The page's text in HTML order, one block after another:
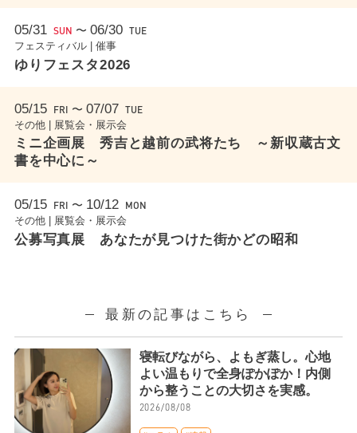
05/31 SUN 〜 06/30 TUE
フェスティバル | 催事
ゆりフェスタ2026
05/15 FRI 〜 07/07 TUE
その他 | 展覧会・展示会
ミニ企画展 秀吉と越前の武将たち ～新収蔵古文
書を中心に～
05/15 FRI 〜 10/12
MON
その他 | 展覧会・展示会
公募写真展 あなたが見つけた街かどの昭和
最新の記事はこちら
寝転びながら、よもぎ蒸し。心地
よい温もりで全身ぽかぽか！内側
から整うことの大切さを実感。
2026/08/08